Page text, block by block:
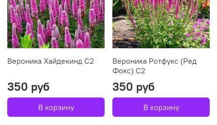
Вероника Хайдекинд С2
350 руб
В корзину
Вероника Ротфукс (Ред
Фокс) С2
350 руб
В корзину